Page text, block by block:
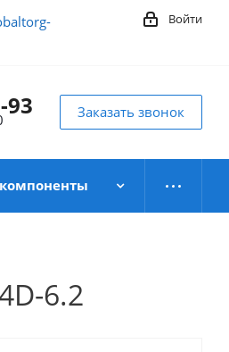
Войти
93 Заказать звонок
6.2